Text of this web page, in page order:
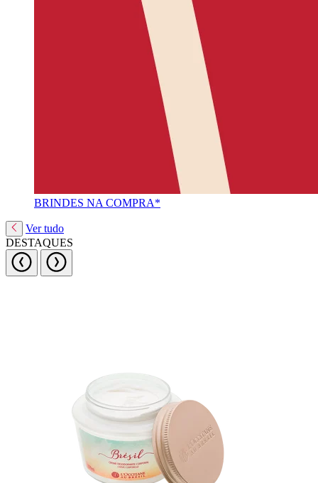
BRINDES NA COMPRA*
Ver tudo
DESTAQUES